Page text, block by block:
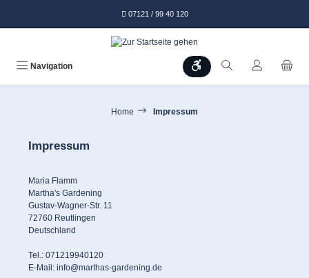
07121 / 99 40 120
Navigation Werkzeugleiste anzeigen
Home Impressum
Impressum
Maria Flamm
Martha's Gardening
Gustav-Wagner-Str. 11
72760 Reutlingen
Deutschland
Tel.: 071219940120
E-Mail: info@marthas-gardening.de